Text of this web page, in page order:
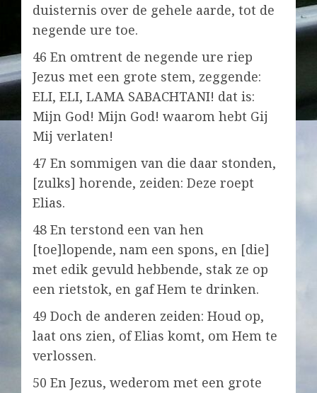
duisternis over de gehele aarde, tot de
negende ure toe.
46 En omtrent de negende ure riep
Jezus met een grote stem, zeggende:
ELI, ELI, LAMA SABACHTANI! dat is:
Mijn God! Mijn God! waarom hebt Gij
Mij verlaten!
47 En sommigen van die daar stonden,
[zulks] horende, zeiden: Deze roept
Elias.
48 En terstond een van hen
[toe]lopende, nam een spons, en [die]
met edik gevuld hebbende, stak ze op
een rietstok, en gaf Hem te drinken.
49 Doch de anderen zeiden: Houd op,
laat ons zien, of Elias komt, om Hem te
verlossen.
50 En Jezus, wederom met een grote